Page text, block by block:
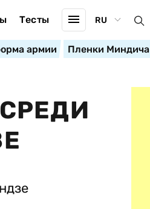
Тесты RU
армии Пленки Миндича